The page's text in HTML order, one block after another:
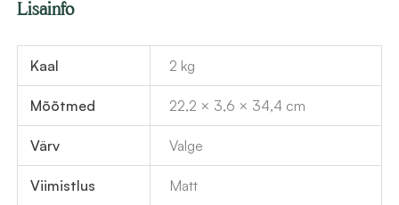
messing
Lisainfo
Kaal 2 kg
Mõõtmed 22,2 × 3,6 × 34,4 cm
Värv Valge
Viimistlus Matt